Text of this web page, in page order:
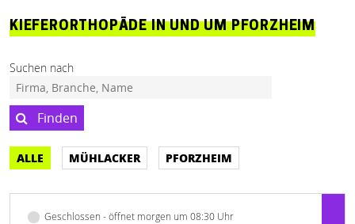
KIEFERORTHOPÄDE IN UND UM PFORZHEIM
Suchen nach
Finden
ALLE MÜHLACKER PFORZHEIM
Geschlossen - öffnet morgen um 08:30 Uhr